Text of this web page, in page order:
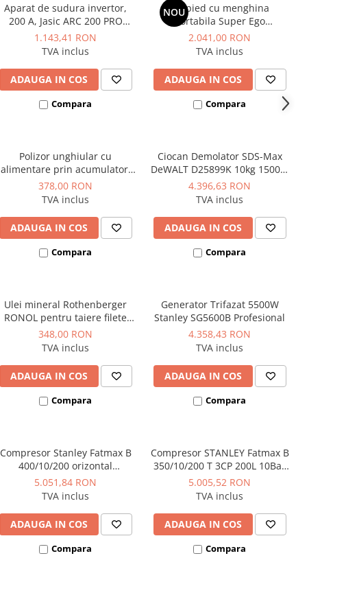
Aparat de sudura invertor,
200 A, Jasic ARC 200 PRO
(Z209)
1.143,41 RON
TVA inclus
ADAUGA IN COS
Compara
NOU
Trepied cu menghina
portabila Super Ego
Rothenberger
2.041,00 RON
TVA inclus
ADAUGA IN COS
Compara
Polizor unghiular cu
alimentare prin acumulator,
fara acumulator inclus,
Hyundai model HY-AG 180-125
378,00 RON
TVA inclus
ADAUGA IN COS
Compara
Ciocan Demolator SDS-Max
DeWALT D25899K 10kg 1500W
17.9J
4.396,63 RON
TVA inclus
ADAUGA IN COS
Compara
Ulei mineral Rothenberger
RONOL pentru taiere filete
bidon 5 litri
348,00 RON
TVA inclus
ADAUGA IN COS
Compara
Generator Trifazat 5500W
Stanley SG5600B Profesional
4.358,43 RON
TVA inclus
ADAUGA IN COS
Compara
Compresor Stanley Fatmax B
400/10/200 orizontal
profesional 3CP 10Bar
390L/min
5.051,84 RON
TVA inclus
ADAUGA IN COS
Compara
Compresor STANLEY Fatmax B
350/10/200 T 3CP 200L 10Bar
330L/min
5.005,52 RON
TVA inclus
ADAUGA IN COS
Compara